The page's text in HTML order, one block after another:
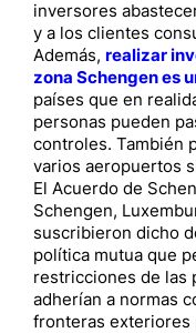
inversores
y a los clientes
Además, realizar
zona Schengen es
países que en
personas pueden
controles. También
varios aeropuertos
El Acuerdo de
Schengen,
suscribieron dicho
política mutua que
restricciones de las
adherían a normas
fronteras exteriores